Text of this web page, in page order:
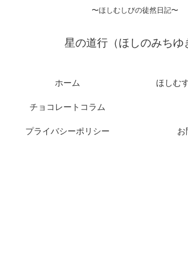
〜ほしむしびの徒然日記〜
星の道行（ほしのみちゆ
ホーム ほしむ
チョコレートコラム
プライバシーポリシー お